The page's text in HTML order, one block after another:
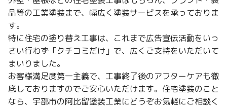
品等の工業塗装まで、幅広く塗装サービスを承っておりま
す。
特に住宅の塗り替え工事は、これまで広告宣伝活動をいっ
さい行わず「クチコミだけ」で、広くご支持をいただいて
まいりました。
お客様満足度第一主義で、工事終了後のアフターケアも徹
底しておりますのでご安心いただけます。住宅塗装のこと
なら、宇部市の阿比留塗装工業にどうぞお気軽にご相談く